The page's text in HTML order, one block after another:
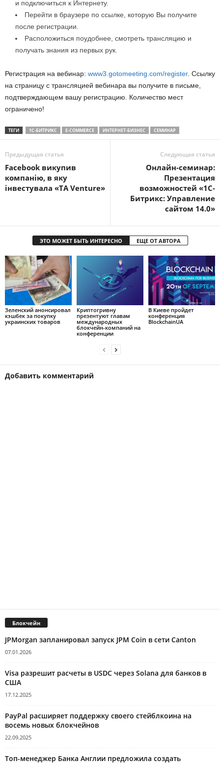
и подключиться к Интернету.
Перейти в браузере по ссылке, которую Вы получите
после регистрации.
Расположиться поудобнее, смотреть трансляцию и
получать знания из первых рук.
Регистрация на вебинар: www3.gotomeeting.com/register. Ссылку
на страницу с трансляцией вебинара вы получите в письме,
подтверждающем вашу регистрацию. Количество мест
ограничено!
ТЕГИ 1С-БИТРИКС E-COMMERCE ИНТЕРНЕТ-БИЗНЕС СЕМИНАР
Предыдущая статья
Facebook викупив
компанію, в яку
інвестувала «TA Venture»
Следующая статья
Онлайн-семинар:
Презентация
возможностей «1С-
Битрикс: Управление
сайтом 14.0»
ЭТО МОЖЕТ БЫТЬ ИНТЕРЕСНО ЕЩЕ ОТ АВТОРА
Зеленский анонсировал
кэшбек за покупку
украинских товаров
Криптогривну
презентуют главам
международных
блокчейн-компаний на
конференции
В Киеве пройдет
конференция
BlockchainUA
Добавить комментарий
Блокчейн
JPMorgan запланировал запуск JPM Coin в сети Canton
07.01.2026
Visa разрешит расчеты в USDC через Solana для банков в
США
17.12.2025
PayPal расширяет поддержку своего стейблкоина на
восемь новых блокчейнов
22.09.2025
Топ-менеджер Банка Англии предложила создать